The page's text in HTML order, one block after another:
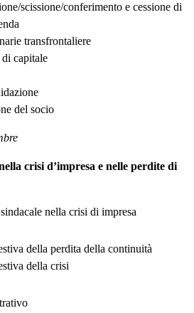
scissione/conferimento e cessione di
transfrontaliere
capitale
del socio
crisi d’impresa e nelle perdite di
nella crisi di impresa
della perdita della continuità
della crisi